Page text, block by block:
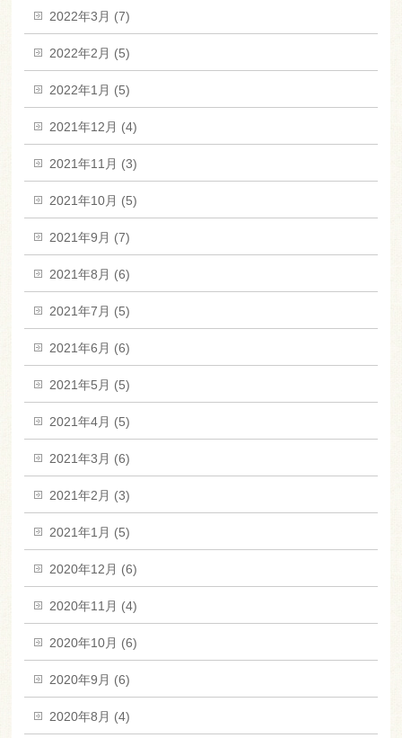
2022年3月 (7)
2022年2月 (5)
2022年1月 (5)
2021年12月 (4)
2021年11月 (3)
2021年10月 (5)
2021年9月 (7)
2021年8月 (6)
2021年7月 (5)
2021年6月 (6)
2021年5月 (5)
2021年4月 (5)
2021年3月 (6)
2021年2月 (3)
2021年1月 (5)
2020年12月 (6)
2020年11月 (4)
2020年10月 (6)
2020年9月 (6)
2020年8月 (4)